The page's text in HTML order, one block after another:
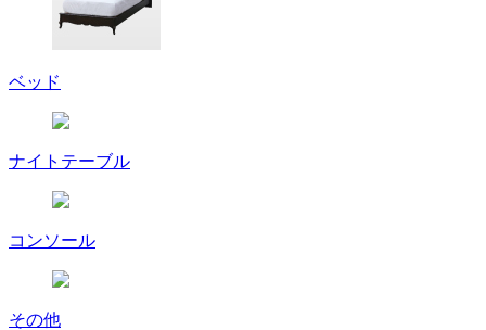
ベッド
ナイトテーブル
コンソール
その他